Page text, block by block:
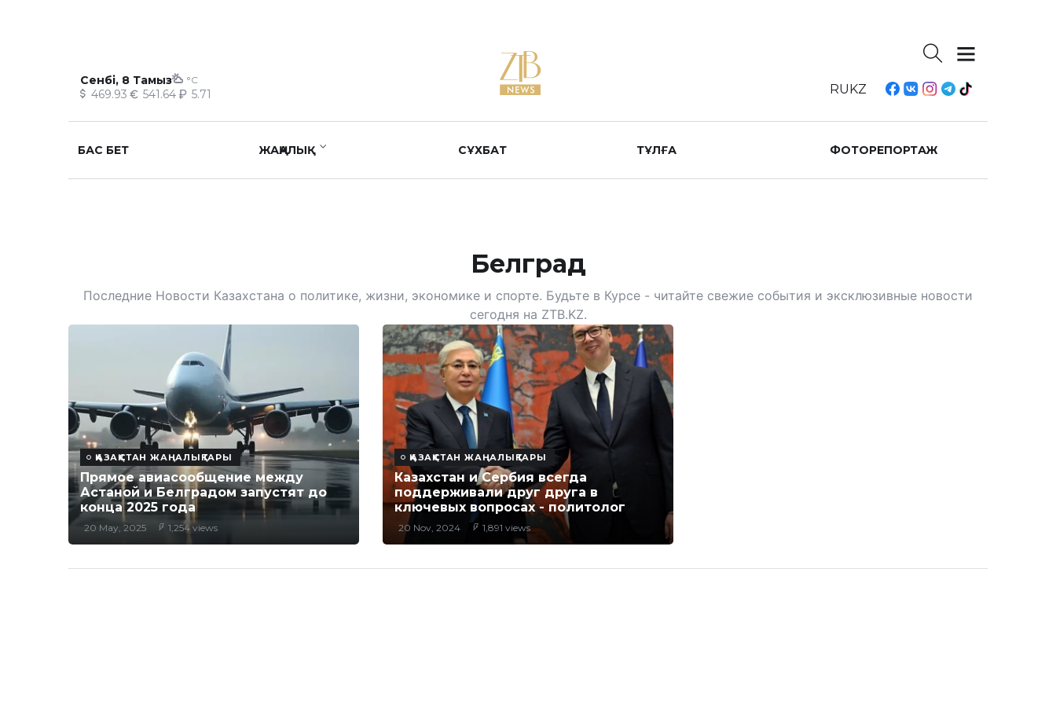
Сенбі, 8 Тамыз °C
469.93 541.64 5.71 RUKZ
БАС БЕТ ЖАҢАЛЫҚ СҰХБАТ ТҰЛҒА ФОТОРЕПОРТАЖ
Белград
Последние Новости Казахстана о политике, жизни, экономике и спорте. Будьте в Курсе - читайте свежие события и эксклюзивные новости
сегодня на ZTB.KZ.
ҚАЗАҚСТАН ЖАҢАЛЫҚТАРЫ
Прямое авиасообщение между
Астаной и Белградом запустят до
конца 2025 года
20 May, 2025 1,254 views
ҚАЗАҚСТАН ЖАҢАЛЫҚТАРЫ
Казахстан и Сербия всегда
поддерживали друг друга в
ключевых вопросах - политолог
20 Nov, 2024 1,891 views